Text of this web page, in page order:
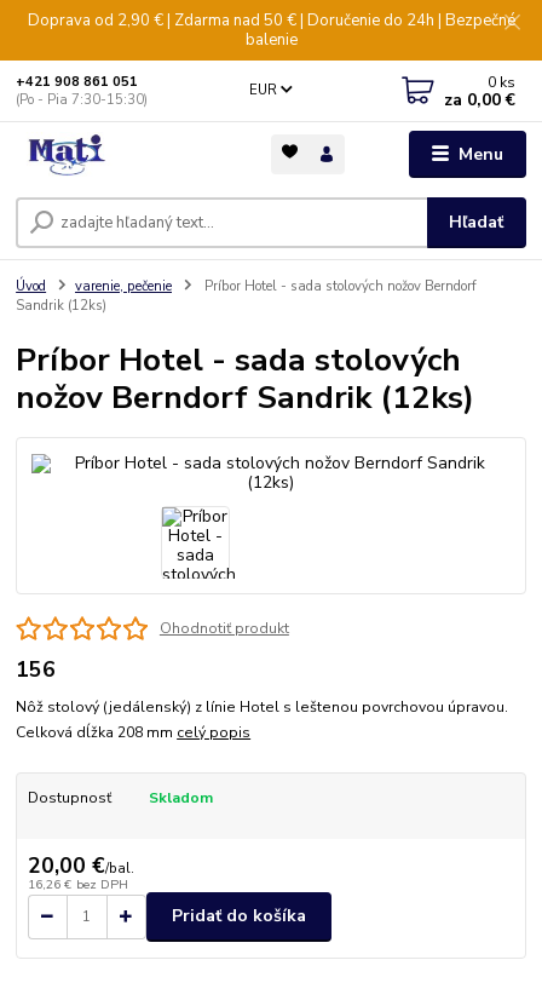
Doprava od 2,90 € | Zdarma nad 50 € | Doručenie do 24h | Bezpečné
balenie
Menu
EUR
Hľadať
+421 908 861 051
(Po - Pia 7:30-15:30)
0 ks
za 0,00 €
Úvod varenie, pečenie
Príbor Hotel - sada stolových nožov Berndorf
Sandrik (12ks)
Príbor Hotel - sada stolových
nožov Berndorf Sandrik (12ks)
Ohodnotiť produkt
156
Nôž stolový (jedálenský) z línie Hotel s leštenou povrchovou úpravou.
Celková dĺžka 208 mm celý popis
Dostupnosť Skladom
20,00 €/bal.
16,26 € bez DPH
Pridať do košíka